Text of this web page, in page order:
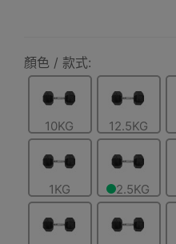
顏色 / 款式:
10KG 12.5KG
1KG 2.5KG